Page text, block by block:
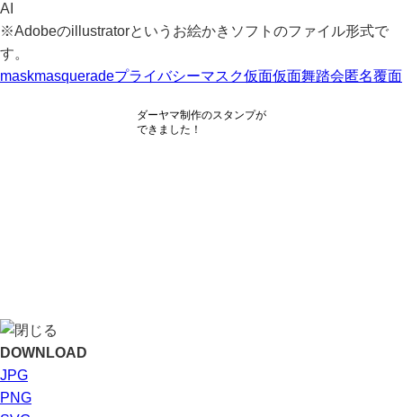
AI
※Adobeのillustratorというお絵かきソフトのファイル形式で
す。
maskmasqueradeプライバシーマスク仮面仮面舞踏会匿名覆面
ダーヤマ制作のスタンプが
できました！
DOWNLOAD
JPG
PNG